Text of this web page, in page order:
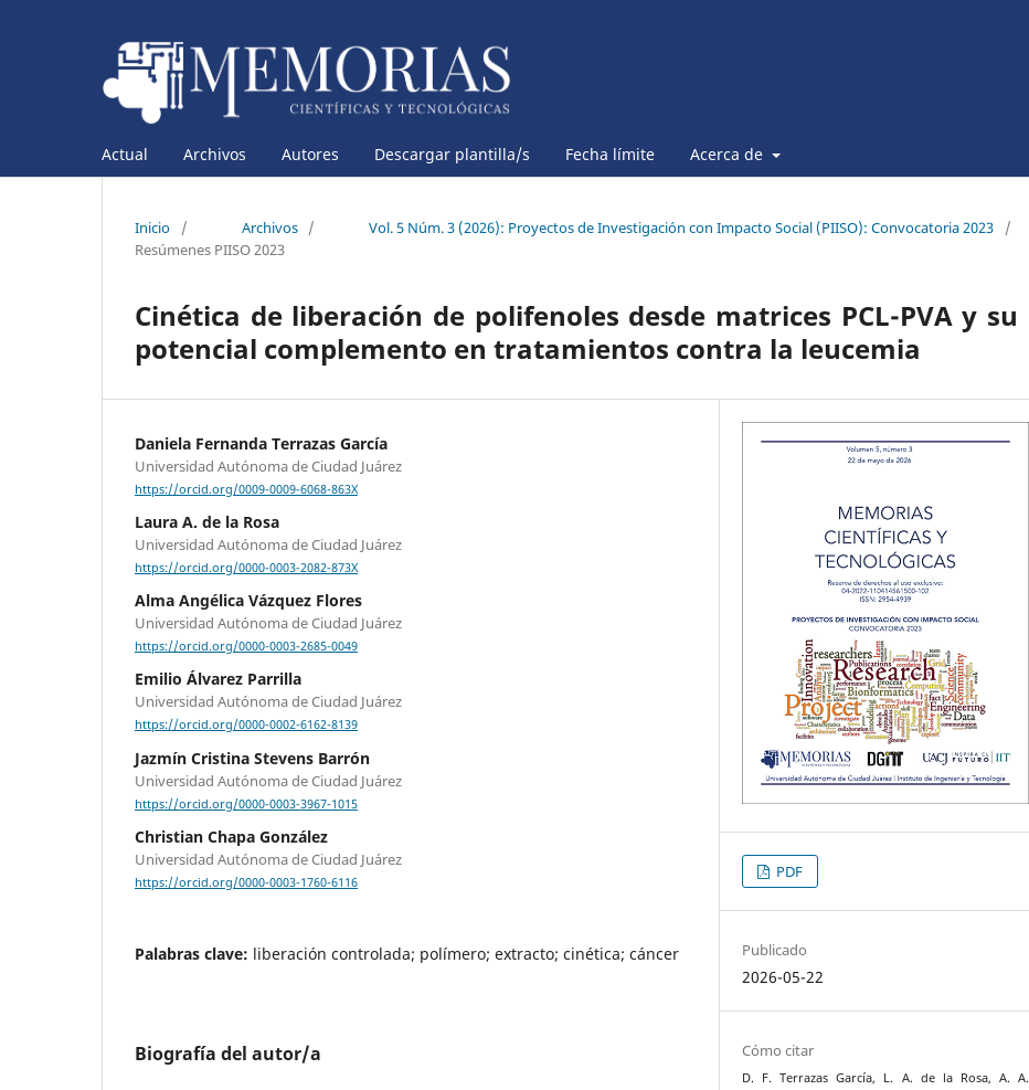
Actual Archivos Autores Descargar plantilla/s Fecha límite Acerca de
Inicio / Archivos / Vol. 5 Núm. 3 (2026): Proyectos de Investigación con Impacto Social (PIISO): Convocatoria 2023
/
Resúmenes PIISO 2023
Cinética de liberación de polifenoles desde matrices PCL-PVA y su
potencial complemento en tratamientos contra la leucemia
Daniela Fernanda Terrazas García
Universidad Autónoma de Ciudad Juárez
https://orcid.org/0009-0009-6068-863X
Laura A. de la Rosa
Universidad Autónoma de Ciudad Juárez
https://orcid.org/0000-0003-2082-873X
Alma Angélica Vázquez Flores
Universidad Autónoma de Ciudad Juárez
https://orcid.org/0000-0003-2685-0049
Emilio Álvarez Parrilla
Universidad Autónoma de Ciudad Juárez
https://orcid.org/0000-0002-6162-8139
Jazmín Cristina Stevens Barrón
Universidad Autónoma de Ciudad Juárez
https://orcid.org/0000-0003-3967-1015
Christian Chapa González
Universidad Autónoma de Ciudad Juárez
https://orcid.org/0000-0003-1760-6116
Palabras clave: liberación controlada; polímero; extracto; cinética; cáncer
Biografía del autor/a
PDF
Publicado
2026-05-22
Cómo citar
D. F. Terrazas García, L. A. de la Rosa, A. A.